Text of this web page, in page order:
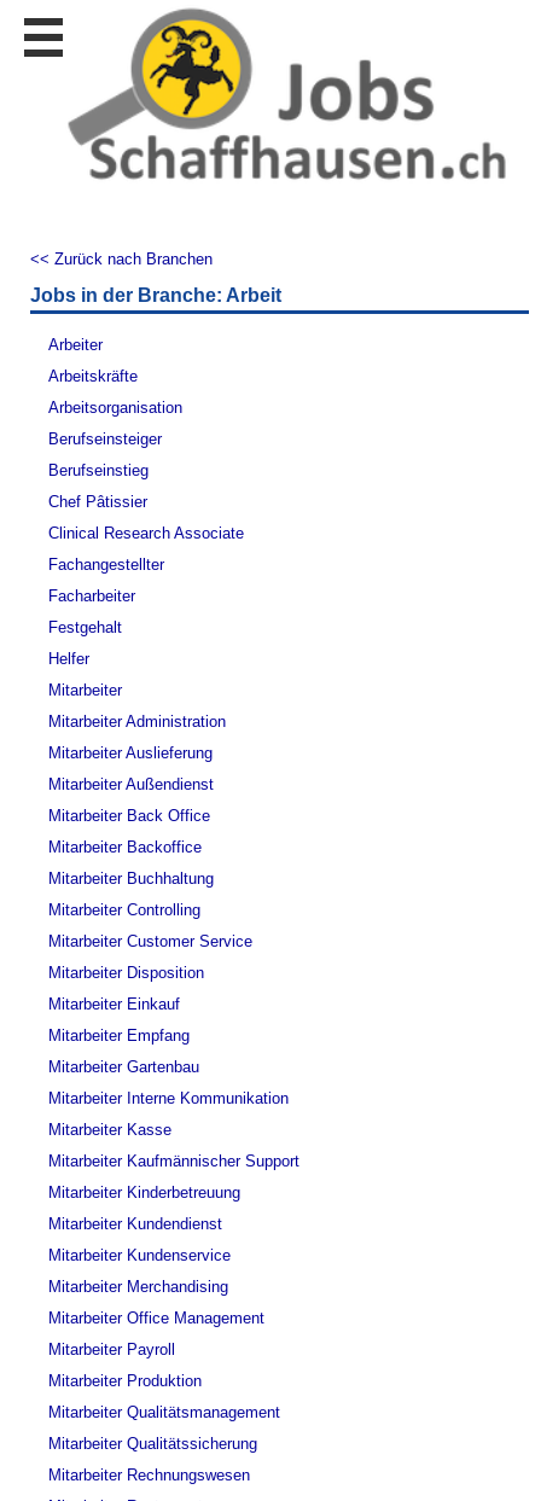
Stellen
Stellen
inserieren
Personalberatungen
WERBUNG
publizieren
JOB-
Lehrstellen
Lehrstellen
inserieren
<< Zurück nach Branchen
Jobs in der Branche: Arbeit
Arbeiter
Arbeitskräfte
Arbeitsorganisation
Berufseinsteiger
Berufseinstieg
Chef Pâtissier
Clinical Research Associate
Fachangestellter
Facharbeiter
Festgehalt
Helfer
Mitarbeiter
Mitarbeiter Administration
Mitarbeiter Auslieferung
Mitarbeiter Außendienst
Mitarbeiter Back Office
Mitarbeiter Backoffice
Mitarbeiter Buchhaltung
Mitarbeiter Controlling
Mitarbeiter Customer Service
Mitarbeiter Disposition
Mitarbeiter Einkauf
Mitarbeiter Empfang
Mitarbeiter Gartenbau
Mitarbeiter Interne Kommunikation
Mitarbeiter Kasse
Mitarbeiter Kaufmännischer Support
Mitarbeiter Kinderbetreuung
Mitarbeiter Kundendienst
Mitarbeiter Kundenservice
Mitarbeiter Merchandising
Mitarbeiter Office Management
Mitarbeiter Payroll
Mitarbeiter Produktion
Mitarbeiter Qualitätsmanagement
Mitarbeiter Qualitätssicherung
Mitarbeiter Rechnungswesen